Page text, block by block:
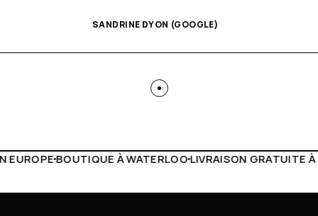
SANDRINE DYON (GOOGLE)
LIVRAISON GRATUITE À PARTIR DE 150€LIVE